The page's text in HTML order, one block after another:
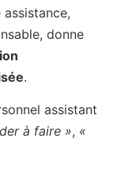
donne
.
assistant
à faire », «